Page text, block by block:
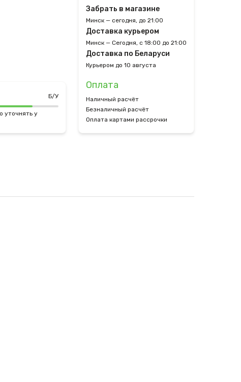
Б/У
уточнять у
Забрать в магазине
Минск — сегодня, до 21:00
Доставка курьером
Минск — Сегодня, с 18:00 до 21:00
Доставка по Беларуси
Курьером до 10 августа
Оплата
Наличный расчёт
Безналичный расчёт
Оплата картами рассрочки